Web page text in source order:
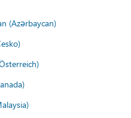
(Azərbaycan)